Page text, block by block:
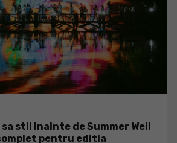
stii inainte de Summer Well
pentru editia